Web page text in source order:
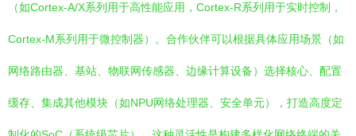
（如Cortex-A/X系列用于高性能应用，Cortex-R系列用于实时控制，
Cortex-M系列用于微控制器）。合作伙伴可以根据具体应用场景（如
网络路由器、基站、物联网传感器、边缘计算设备）选择核心、配置
缓存、集成其他模块（如NPU网络处理器、安全单元），打造高度定